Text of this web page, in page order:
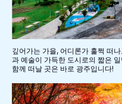
깊어가는 가을, 어디론가 훌쩍 떠
과 예술이 가득한 도시로의 짧은
함께 떠날 곳은 바로 광주입니다!